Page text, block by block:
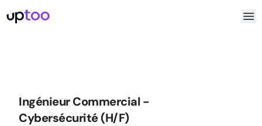
Ingénieur Commercial -
Cybersécurité (H/F)